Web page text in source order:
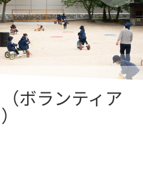
ボランティア